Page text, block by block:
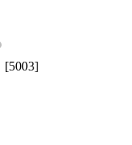
[5003]